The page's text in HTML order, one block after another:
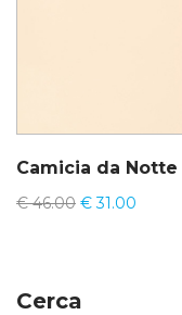
€46.00 €31.00
Cerca